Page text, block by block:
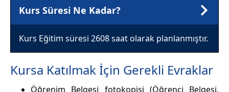
Kurs Süresi Ne Kadar?
Kurs Eğitim süresi 2608 saat olarak planlanmıştır.
Kursa Katılmak İçin Gerekli Evraklar
Öğrenim Belgesi fotokopisi (Öğrenci Belgesi,